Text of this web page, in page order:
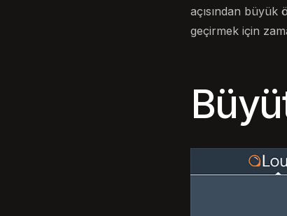
açısından büyük
geçirmek için